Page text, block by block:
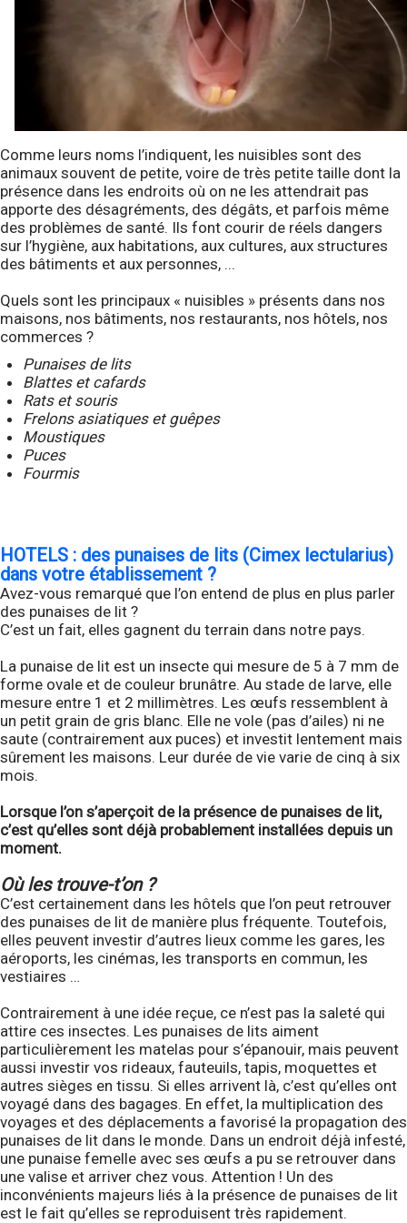
Comme leurs noms l’indiquent, les nuisibles sont des
animaux souvent de petite, voire de très petite taille dont la
présence dans les endroits où on ne les attendrait pas
apporte des désagréments, des dégâts, et parfois même
des problèmes de santé. Ils font courir de réels dangers
sur l’hygiène, aux habitations, aux cultures, aux structures
des bâtiments et aux personnes, ...
Quels sont les principaux « nuisibles » présents dans nos
maisons, nos bâtiments, nos restaurants, nos hôtels, nos
commerces ?
Punaises de lits
Blattes et cafards
Rats et souris
Frelons asiatiques et guêpes
Moustiques
Puces
Fourmis
HOTELS : des punaises de lits (Cimex lectularius)
dans votre établissement ?
Avez-vous remarqué que l’on entend de plus en plus parler
des punaises de lit ?
C’est un fait, elles gagnent du terrain dans notre pays.
La punaise de lit est un insecte qui mesure de 5 à 7 mm de
forme ovale et de couleur brunâtre. Au stade de larve, elle
mesure entre 1 et 2 millimètres. Les œufs ressemblent à
un petit grain de gris blanc. Elle ne vole (pas d’ailes) ni ne
saute (contrairement aux puces) et investit lentement mais
sûrement les maisons. Leur durée de vie varie de cinq à six
mois.
Lorsque l’on s’aperçoit de la présence de punaises de lit,
c’est qu’elles sont déjà probablement installées depuis un
moment.
Où les trouve-t’on ?
C’est certainement dans les hôtels que l’on peut retrouver
des punaises de lit de manière plus fréquente. Toutefois,
elles peuvent investir d’autres lieux comme les gares, les
aéroports, les cinémas, les transports en commun, les
vestiaires …
Contrairement à une idée reçue, ce n’est pas la saleté qui
attire ces insectes. Les punaises de lits aiment
particulièrement les matelas pour s’épanouir, mais peuvent
aussi investir vos rideaux, fauteuils, tapis, moquettes et
autres sièges en tissu. Si elles arrivent là, c’est qu’elles ont
voyagé dans des bagages. En effet, la multiplication des
voyages et des déplacements a favorisé la propagation des
punaises de lit dans le monde. Dans un endroit déjà infesté,
une punaise femelle avec ses œufs a pu se retrouver dans
une valise et arriver chez vous. Attention ! Un des
inconvénients majeurs liés à la présence de punaises de lit
est le fait qu’elles se reproduisent très rapidement.